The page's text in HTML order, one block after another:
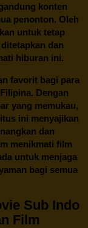
konten
penonton. Oleh
untuk tetap
dan
hiburan ini.
favorit bagi para
Dengan
yang memukau,
ini menyajikan
dan
menikmati film
untuk menjaga
bagi semua
Sub Indo
Film